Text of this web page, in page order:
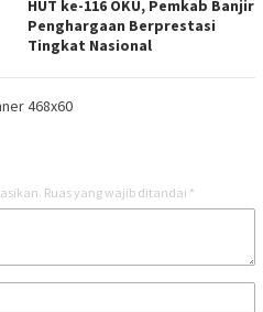
HUT ke-116 OKU, Pemkab Banjir
Penghargaan Berprestasi
Tingkat Nasional
Ruas yang wajib ditandai *